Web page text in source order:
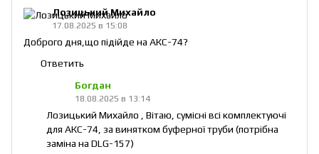
Лозицький Михайло
17.08.2025 в 15:08
Доброго дня,що підійде на АКС-74?
Ответить
Богдан
18.08.2025 в 13:14
Лозицький Михайло , Вітаю, сумісні всі комплектуючі
для АКС-74, за винятком буферної труби (потрібна
заміна на DLG-157)